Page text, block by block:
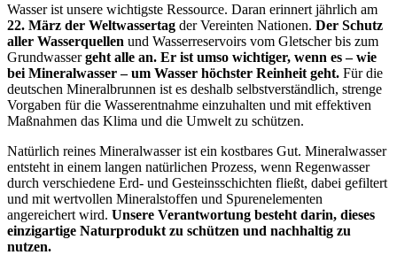
Wasser ist unsere wichtigste Ressource. Daran erinnert jährlich am
22. März der Weltwassertag der Vereinten Nationen. Der Schutz
aller Wasserquellen und Wasserreservoirs vom Gletscher bis zum
Grundwassergeht alle an. Er ist umso wichtiger, wenn es – wie
bei Mineralwasser – um Wasser höchster Reinheit geht. Für die
deutschen Mineralbrunnen ist es deshalb selbstverständlich, strenge
Vorgaben für die Wasserentnahme einzuhalten und mit effektiven
Maßnahmen das Klima und die Umwelt zu schützen.
Natürlich reines Mineralwasser ist ein kostbares Gut. Mineralwasser
entsteht in einem langen natürlichen Prozess, wenn Regenwasser
durch verschiedene Erd- und Gesteinsschichten fließt, dabei gefiltert
und mit wertvollen Mineralstoffen und Spurenelementen
angereichert wird. Unsere Verantwortung besteht darin, dieses
einzigartige Naturprodukt zu schützen und nachhaltig zu
nutzen.